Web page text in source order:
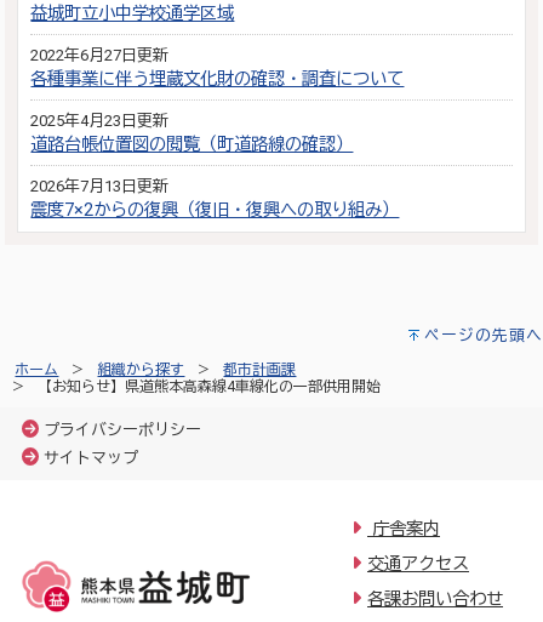
益城町立小中学校通学区域
2022年6月27日更新
各種事業に伴う埋蔵文化財の確認・調査について
2025年4月23日更新
道路台帳位置図の閲覧（町道路線の確認）
2026年7月13日更新
震度7×2からの復興（復旧・復興への取り組み）
ページの先頭へ
ホーム 組織から探す
都市計画課
【お知らせ】県道熊本高森線4車線化の一部供用開始
プライバシーポリシー
サイトマップ
庁舎案内
交通アクセス
各課お問い合わせ